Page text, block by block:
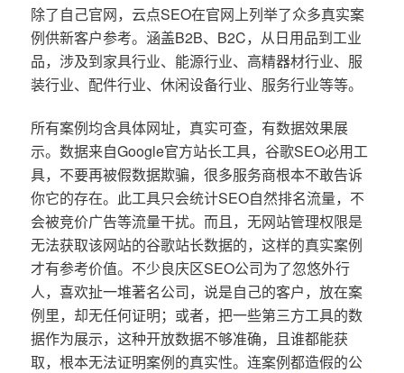
除了自己官网，云点SEO在官网上列举了众多真实案
例供新客户参考。涵盖B2B、B2C，从日用品到工业
品，涉及到家具行业、能源行业、高精器材行业、服
装行业、配件行业、休闲设备行业、服务行业等等。
所有案例均含具体网址，真实可查，有数据效果展
示。数据来自Google官方站长工具，谷歌SEO必用工
具，不要再被假数据欺骗，很多服务商根本不敢告诉
你它的存在。此工具只会统计SEO自然排名流量，不
会被竞价广告等流量干扰。而且，无网站管理权限是
无法获取该网站的谷歌站长数据的，这样的真实案例
才有参考价值。不少良庆区SEO公司为了忽悠外行
人，喜欢扯一堆著名公司，说是自己的客户，放在案
例里，却无任何证明；或者，把一些第三方工具的数
据作为展示，这种开放数据不够准确，且谁都能获
取，根本无法证明案例的真实性。连案例都造假的公